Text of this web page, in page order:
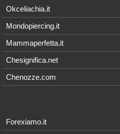
Okceliachia.it
Mondopiercing.it
Mammaperfetta.it
Chesignifica.net
Chenozze.com
Forexiamo.it